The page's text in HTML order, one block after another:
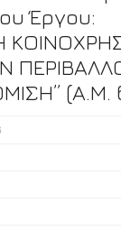
Έργου:
(Α.Μ.